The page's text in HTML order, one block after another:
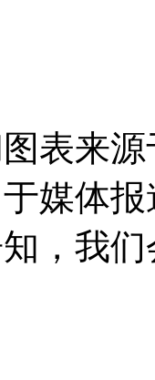
表来
媒体
，我